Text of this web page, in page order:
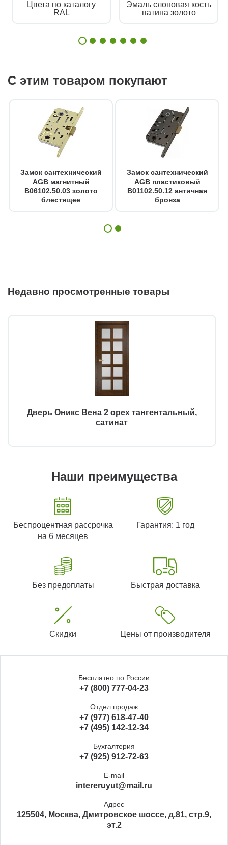
Цвета по каталогу
RAL
Эмаль слоновая кость
патина золото
С этим товаром покупают
Замок сантехнический
AGB магнитный
B06102.50.03 золото
блестящее
Замок сантехнический
AGB пластиковый
B01102.50.12 античная
бронза
Недавно просмотренные товары
Дверь Оникс Вена 2 орех тангентальный,
сатинат
Наши преимущества
Беспроцентная рассрочка
на 6 месяцев
Гарантия: 1 год
Без предоплаты Быстрая доставка
Скидки Цены от производителя
Бесплатно по России
+7 (800) 777-04-23
Отдел продаж
+7 (977) 618-47-40
+7 (495) 142-12-34
Бухгалтерия
+7 (925) 912-72-63
E-mail
intereruyut@mail.ru
Адрес
125504, Москва, Дмитровское шоссе, д.81, стр.9,
эт.2